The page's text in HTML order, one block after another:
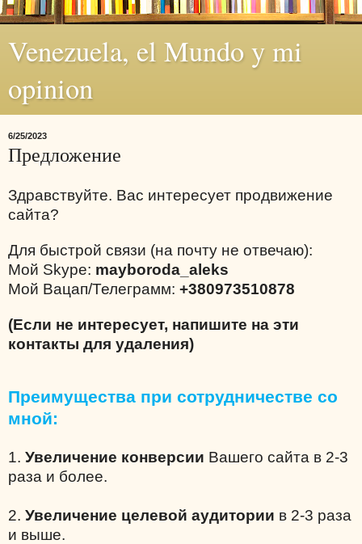
Venezuela, el Mundo y mi
opinion
6/25/2023
Предложение
Здравствуйте. Вас интересует продвижение
сайта?
Для быстрой связи (на почту не отвечаю):
Мой Skype: mayboroda_aleks
Мой Вацап/Телеграмм: +380973510878
(Если не интересует, напишите на эти
контакты для удаления)
Преимущества при сотрудничестве со
мной:
1. Увеличение конверсии Вашего сайта в 2-3
раза и более.
2. Увеличение целевой аудитории в 2-3 раза
и выше.